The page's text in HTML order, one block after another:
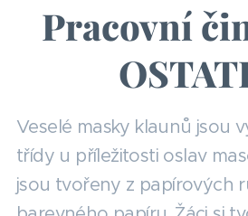
Pracovní
Veselé masky klaunů jsou
třídy u příležitosti oslav
jsou tvořeny z papírových